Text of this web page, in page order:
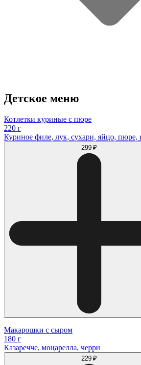
Детское меню
Котлетки куриные с пюре
220 г
Куриное филе, лук, сухари, яйцо, пюре,
299 ₽
Макарошки с сыром
180 г
Казаречче, моцарелла, черри
229 ₽